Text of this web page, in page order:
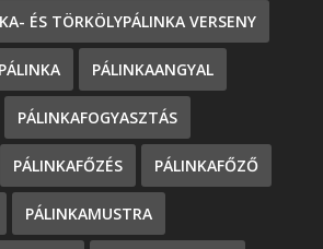
ÉS TÖRKÖLYPÁLINKA VERSENY
PÁLINKA PÁLINKAANGYAL
PÁLINKAFOGYASZTÁS
PÁLINKAFŐZÉS PÁLINKAFŐZŐ
PÁLINKAMUSTRA